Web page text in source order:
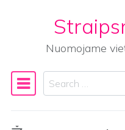
Nuomojame
Main
Search